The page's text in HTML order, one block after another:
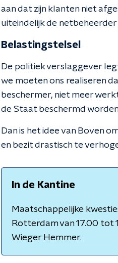
aan dat zijn klanten niet
uiteindelijk de netbeheerder
Belastingstelsel
De politiek verslaggever
we moeten ons realiseren
beschermer, niet meer
de Staat beschermd
Dan is het idee van Boven
en bezit drastisch te
In de Kantine
Maatschappelijke
Rotterdam van 17.00 tot
Wieger Hemmer.